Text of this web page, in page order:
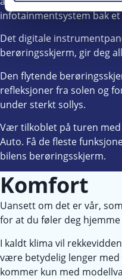
infotainmentsystem bak
Det digitale
berøringsskjerm, gir deg
Den flytende
refleksjoner fra solen og
under sterkt sollys.
Vær tilkoblet på turen med
Auto. Få de fleste
bilens berøringsskjerm.
Komfort
Uansett om det er vår,
for at du føler deg hjemme
I kaldt klima vil
være betydelig lenger
kommer kun med